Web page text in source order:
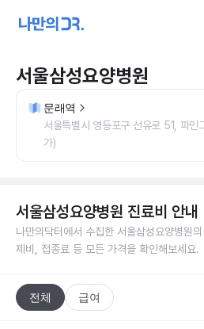
서울삼성요양병원
문래역
서울특별시 영등포구 선유로 51, 파
가)
서울삼성요양병원 진료비 안내
나만의닥터에서 수집한 서울삼성요양병원
제비, 접종료 등 모든 가격을 확인해보세요.
전체 급여